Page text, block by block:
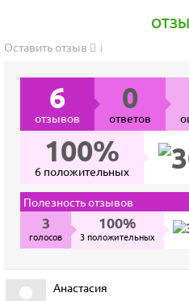
Оставить отзыв ↓
6
отзывов
0
ответов
100%
6 положительных
Полезность отзывов
3
голосов
100%
3 положительных
Анастасия